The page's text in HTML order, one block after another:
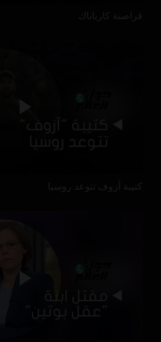
قراصنة كارباناك
كتيبة آزوف تتوعد روسيا